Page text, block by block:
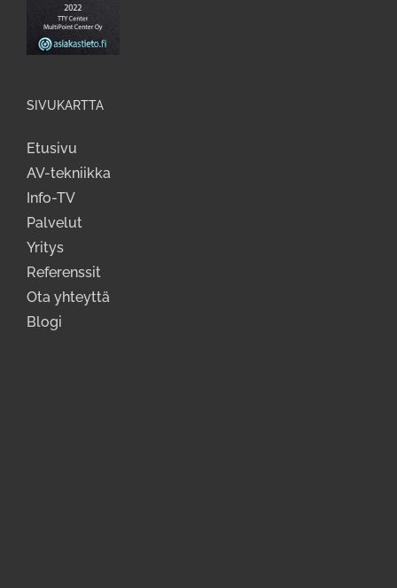
SIVUKARTTA
Etusivu
AV-tekniikka
Info-TV
Palvelut
Yritys
Referenssit
Ota yhteyttä
Blogi